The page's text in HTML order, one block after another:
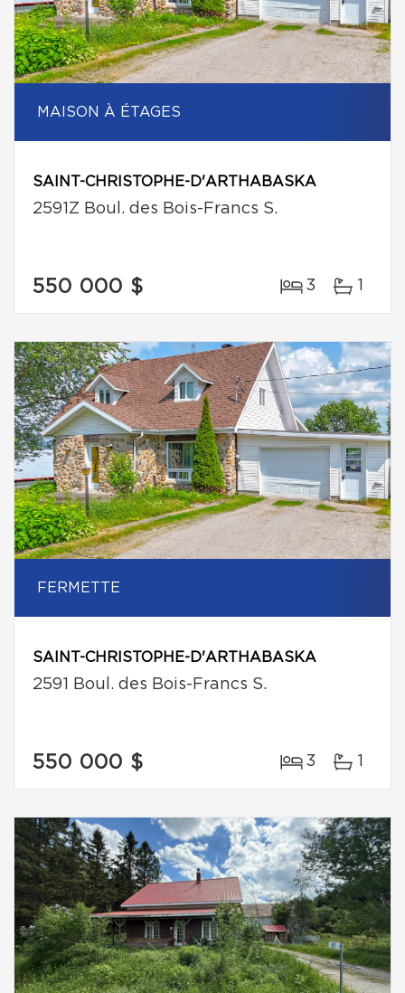
MAISON À ÉTAGES
SAINT-CHRISTOPHE-D'ARTHABASKA
2591Z Boul. des Bois-Francs S.
550 000 $ 3 1
FERMETTE
SAINT-CHRISTOPHE-D'ARTHABASKA
2591 Boul. des Bois-Francs S.
550 000 $ 3 1